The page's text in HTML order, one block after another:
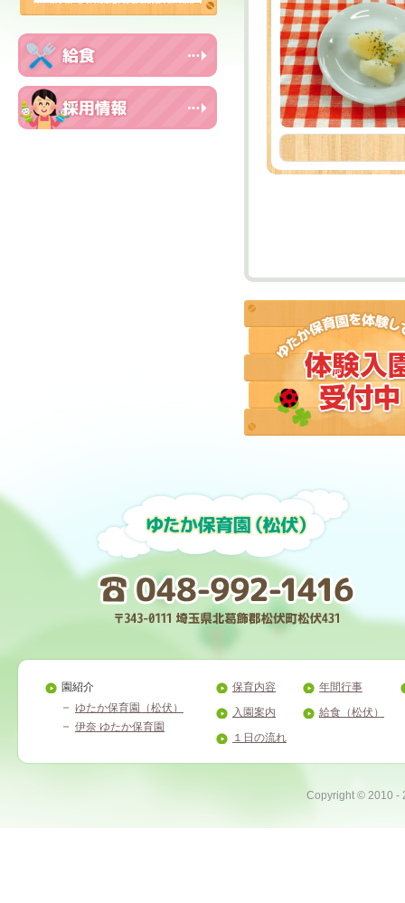
園紹介
ゆたか保育園（松伏）
伊奈 ゆたか保育園
保育内容
入園案内
１日の流れ
年間行事
給食（松伏）
Copyright © 2010 -